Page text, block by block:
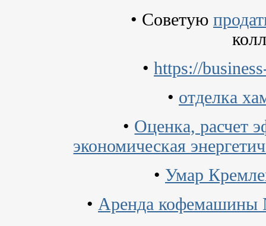
• Советую
• https://
• отделка
• Оценка, расчет
экономическая
• Умар
• Аренда кофемашины